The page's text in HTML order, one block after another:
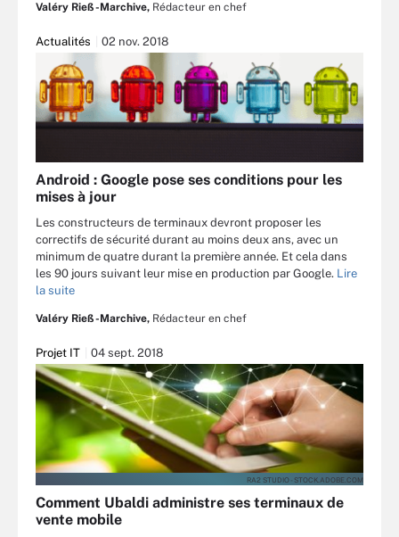
Valéry Rieß-Marchive, Rédacteur en chef
Actualités 02 nov. 2018
Android : Google pose ses conditions pour les
mises à jour
Les constructeurs de terminaux devront proposer les
correctifs de sécurité durant au moins deux ans, avec un
minimum de quatre durant la première année. Et cela dans
les 90 jours suivant leur mise en production par Google. Lire
la suite
Valéry Rieß-Marchive, Rédacteur en chef
Projet IT 04 sept. 2018
RA2 STUDIO - STOCK.ADOBE.COM
Comment Ubaldi administre ses terminaux de
vente mobile